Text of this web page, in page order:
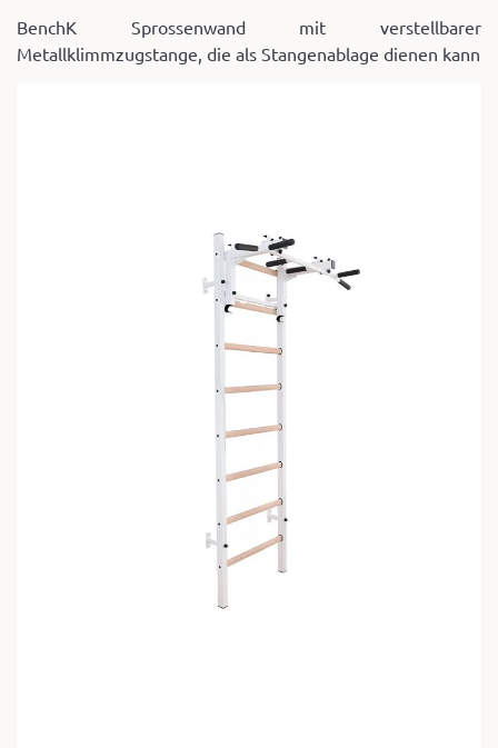
BenchK Sprossenwand mit verstellbarer
Metallklimmzugstange, die als Stangenablage dienen kann